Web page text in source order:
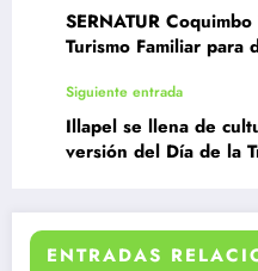
SERNATUR
Turismo Familiar para
Siguiente entrada
Illapel se llena de
versión del Día de la
ENTRADAS